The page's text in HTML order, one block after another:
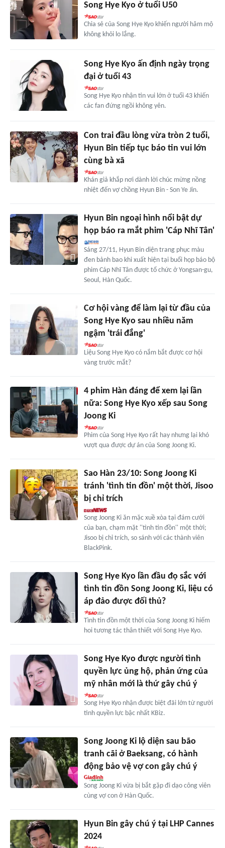
Song Hye Kyo ở tuổi U50
Chia sẻ của Song Hye Kyo khiến người hâm mộ
không khỏi lo lắng.
Song Hye Kyo ấn định ngày trọng
đại ở tuổi 43
Song Hye Kyo nhận tin vui lớn ở tuổi 43 khiến
các fan đứng ngồi không yên.
Con trai đầu lòng vừa tròn 2 tuổi,
Hyun Bin tiếp tục báo tin vui lớn
cùng bà xã
Khán giả khắp nơi dành lời chúc mừng nồng
nhiệt đến vợ chồng Hyun Bin - Son Ye Jin.
Hyun Bin ngoại hình nổi bật dự
họp báo ra mắt phim 'Cáp Nhĩ Tân'
Sáng 27/11, Hyun Bin diện trang phục màu
đen bảnh bao khi xuất hiện tại buổi họp báo bộ
phim Cáp Nhĩ Tân được tổ chức ở Yongsan-gu,
Seoul, Hàn Quốc.
Cơ hội vàng để làm lại từ đầu của
Song Hye Kyo sau nhiều năm
ngậm 'trái đắng'
Liệu Song Hye Kyo có nắm bắt được cơ hội
vàng trước mắt?
4 phim Hàn đáng để xem lại lần
nữa: Song Hye Kyo xếp sau Song
Joong Ki
Phim của Song Hye Kyo rất hay nhưng lại khó
vượt qua được dự án của Song Joong Ki.
Sao Hàn 23/10: Song Joong Ki
tránh 'tình tin đồn' một thời, Jisoo
bị chỉ trích
Song Joong Ki ăn mặc xuề xòa tại đám cưới
của bạn, chạm mặt ''tình tin đồn'' một thời;
Jisoo bị chỉ trích, so sánh với các thành viên
BlackPink.
Song Hye Kyo lần đầu đọ sắc với
tình tin đồn Song Joong Ki, liệu có
áp đảo được đối thủ?
Tình tin đồn một thời của Song Joong Ki hiếm
hoi tương tác thân thiết với Song Hye Kyo.
Song Hye Kyo được người tình
quyền lực ủng hộ, phản ứng của
mỹ nhân mới là thứ gây chú ý
Song Hye Kyo nhận được biệt đãi lớn từ người
tình quyền lực bậc nhất KBiz.
Song Joong Ki lộ diện sau bão
tranh cãi ở Baeksang, có hành
động bảo vệ vợ con gây chú ý
Song Joong Ki vừa bị bắt gặp đi dạo công viên
cùng vợ con ở Hàn Quốc.
Hyun Bin gây chú ý tại LHP Cannes
2024